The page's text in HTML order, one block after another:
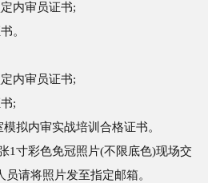
内审员证书;
。
内审员证书;
;
内审实战培训合格证书。
寸彩色免冠照片(不限底色)现场交
请将照片发至指定邮箱。